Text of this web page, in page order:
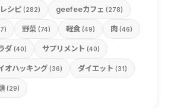
レシピ (282) geefeeカフェ (278)
野菜 (74) 軽食 (49) 肉 (46)
ダ (40) サプリメント (40)
オハッキング (36) ダイエット (31)
(29)